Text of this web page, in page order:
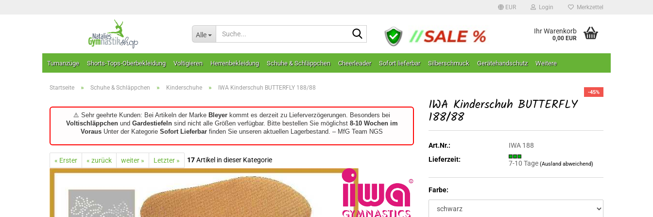
EUR Login Merkzettel
Alle
Suche... Ihr Warenkorb
0,00 EUR
Turnanzüge Shorts-Tops-Oberbekleidung Voltigieren Herrenbekleidung Schuhe & Schläppchen Cheerleader Sofort lieferbar Silberschmuck Gerätehandschutz Weitere
Startseite » Schuhe & Schläppchen » Kinderschuhe » IWA Kinderschuh BUTTERFLY 188/88
⚠️ Sehr geehrte Kunden: Bei Artikeln der Marke Bleyer kommt es derzeit zu Lieferverzögerungen. Besonders bei
Voltischläppchenund Gardestiefelnsind nicht alle Größen verfügbar. Bitte bestellen Sie möglichst 8-10 Wochen im
Voraus Unter der Kategorie Sofort Lieferbar finden Sie unseren aktuellen Lagerbestand. – MfG Team NGS
« Erster « zurück weiter » Letzter » 17Artikel in dieser Kategorie
-45%
IWA Kinderschuh BUTTERFLY
188/88
Art.Nr.:
IWA 188
Lieferzeit:
7-10 Tage (Ausland abweichend)
Farbe: